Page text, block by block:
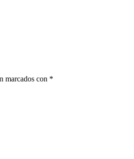
marcados con *